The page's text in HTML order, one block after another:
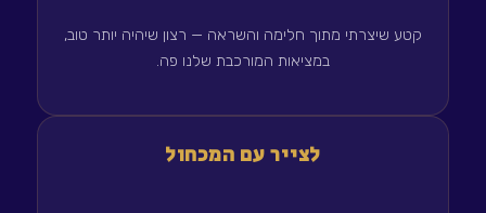
קטע שיצרתי מתוך חלימה והשראה — רצון שיהיה יותר טוב,
במציאות המורכבת שלנו פה.
לצייר עם המכחול